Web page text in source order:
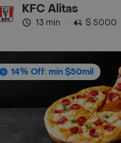
KFC Alitas
13 min · $ 5000
14% Off: mín $50mil